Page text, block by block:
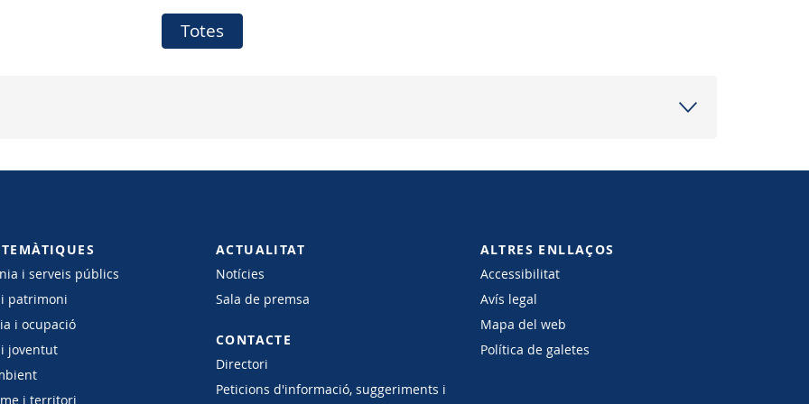
Totes
i serveis públics
patrimoni
i ocupació
joventut
i territori
ACTUALITAT
Notícies
Sala de premsa
CONTACTE
Directori
Peticions d'informació, suggeriments i
ALTRES ENLLAÇOS
Accessibilitat
Avís legal
Mapa del web
Política de galetes